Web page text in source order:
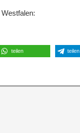
teilen teilen